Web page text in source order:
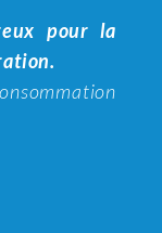
pour la